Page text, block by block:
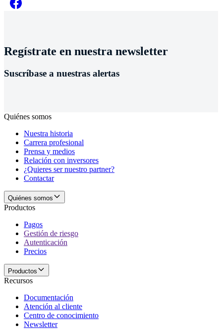
Regístrate en nuestra newsletter
Suscríbase a nuestras alertas
Quiénes somos
Nuestra historia
Carrera profesional
Prensa y medios
Relación con inversores
¿Quieres ser nuestro partner?
Contactar
Quiénes somos
Productos
Pagos
Gestión de riesgo
Autenticación
Precios
Productos
Recursos
Documentación
Atención al cliente
Centro de conocimiento
Newsletter